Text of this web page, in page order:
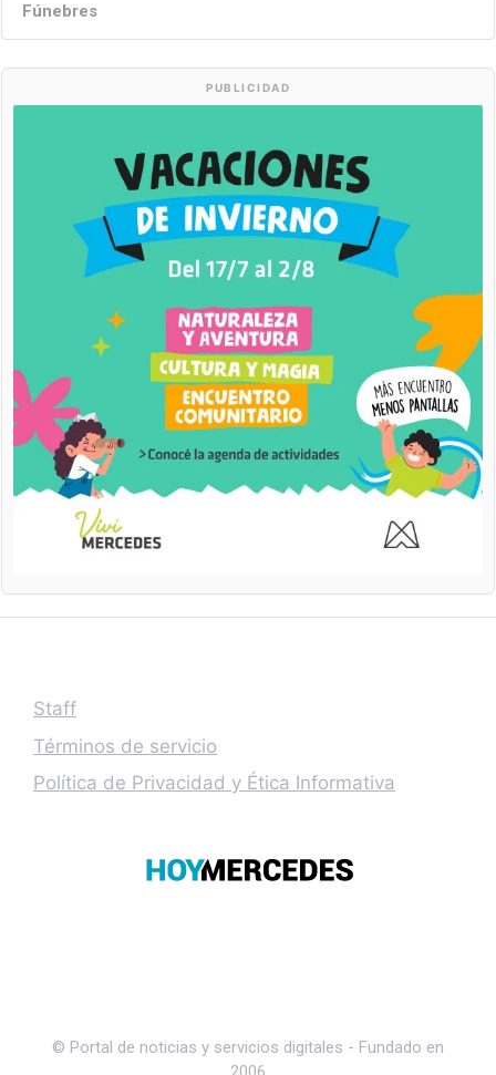
Fúnebres
PUBLICIDAD
Staff
Términos de servicio
Política de Privacidad y Ética Informativa
© Portal de noticias y servicios digitales - Fundado en